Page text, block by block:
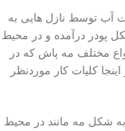
آب توسط نازل هایی به
پودر درآمده و در محیط
مختلف مه پاش که در
کلیات کار موردنظر
شکل مه مانند در محیط